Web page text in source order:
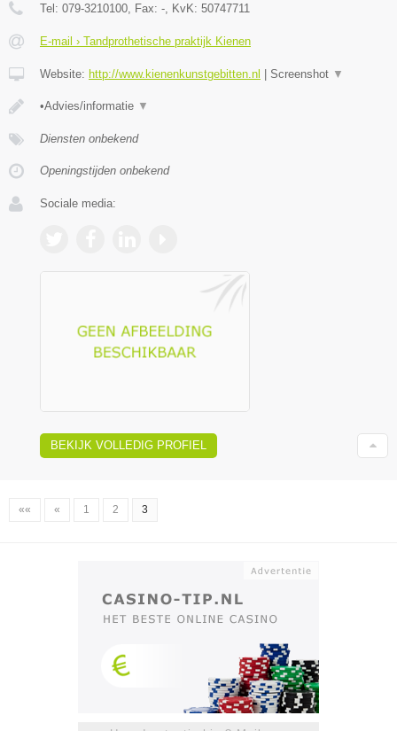
Tel: 079-3210100 , Fax: - , KvK: 50747711
E-mail › Tandprothetische praktijk Kienen
Website: http://www.kienenkunstgebitten.nl Screenshot ▼
•Advies/informatie ▼
Diensten onbekend
Openingstijden onbekend
Sociale media:
BEKIJK VOLLEDIG PROFIEL
«« « 1 2 3